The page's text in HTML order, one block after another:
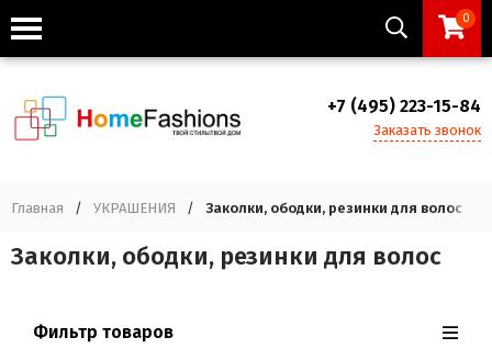
0
+7 (495) 223-15-84
Заказать звонок
Главная / УКРАШЕНИЯ / Заколки, ободки, резинки для волос
Заколки, ободки, резинки для волос
Фильтр товаров